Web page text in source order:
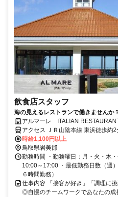
飲食店スタッフ
海の見えるレストランで働きません
アルマーレ ITALIAN
アクセス ＪＲ山陰本線 東浜徒歩約2
時給1,100円以上
鳥取県岩美郡
勤務時間 ・勤務曜日：月・火・木
10:00～17:00 ・最低勤務日数（週
６時間勤務）
仕事内容 「接客が好き」「調理に
◎自慢のチームワークであなたの成